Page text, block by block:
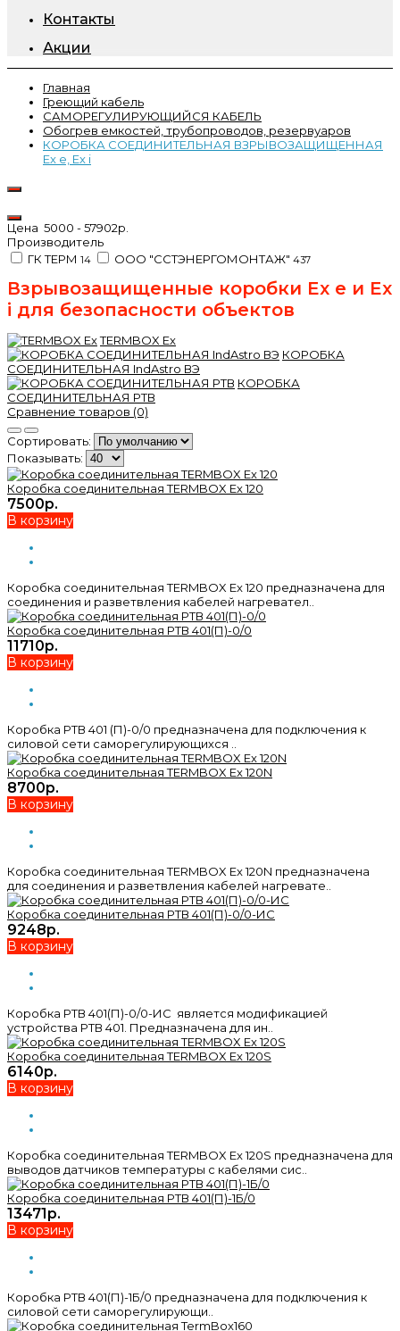
Контакты
Акции
Главная
Греющий кабель
САМОРЕГУЛИРУЮЩИЙСЯ КАБЕЛЬ
Обогрев емкостей, трубопроводов, резервуаров
КОРОБКА СОЕДИНИТЕЛЬНАЯ ВЗРЫВОЗАЩИЩЕННАЯ
Ex e, Ex i
Цена 5000 -57902р.
Производитель
ГК ТЕРМ 14 ООО "ССТЭНЕРГОМОНТАЖ" 437
Взрывозащищенные коробки Ex e и Ex
i для безопасности объектов
TERMBOX Еx
КОРОБКА
СОЕДИНИТЕЛЬНАЯ IndAstro ВЭ
КОРОБКА
СОЕДИНИТЕЛЬНАЯ РТВ
Сравнение товаров (0)
Сортировать:
Показывать:
Коробка соединительная TERMBOX Ex 120
7500р.
В корзину
Коробка соединительная TERMBOX Ex 120 предназначена для
соединения и разветвления кабелей нагревател..
Коробка соединительная РТВ 401(П)-0/0
11710р.
В корзину
Коробка РТВ 401 (П)-0/0 предназначена для подключения к
силовой сети саморегулирующихся ..
Коробка соединительная TERMBOX Ex 120N
8700р.
В корзину
Коробка соединительная TERMBOX Ex 120N предназначена
для соединения и разветвления кабелей нагревате..
Коробка соединительная РТВ 401(П)-0/0-ИС
9248р.
В корзину
Коробка РТВ 401(П)-0/0-ИС является модификацией
устройства РТВ 401. Предназначена для ин..
Коробка соединительная TERMBOX Ex 120S
6140р.
В корзину
Коробка соединительная TERMBOX Ex 120S предназначена для
выводов датчиков температуры с кабелями сис..
Коробка соединительная РТВ 401(П)-1Б/0
13471р.
В корзину
Коробка РТВ 401(П)-1Б/0 предназначена для подключения к
силовой сети саморегулирующи..